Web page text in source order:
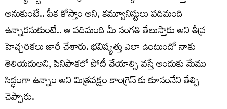
అనుకుంటే.. పీక కోస్తాం అని, కమ్యూనిస్టులు పదిమంది
ఉన్నారనుకుంటే.. ఆ పదిమంది మీ సంగతి తేలుస్తారు అని తీవ్ర
హెచ్చరికలు జారీ చేశారు. భవిష్యత్తు ఎలా ఉంటుందో నాకు
తెలియదుఅని, పినిపాకలో పోటీ చేయాల్సి వస్తే అందుకు మేము
సిద్ధంగా ఉన్నాం అని మిత్రపక్షం కాంగ్రెస్ కు కూనంనేని తేల్చి
చెప్పారు.